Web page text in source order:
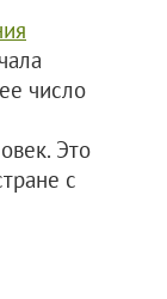
число
Это
с